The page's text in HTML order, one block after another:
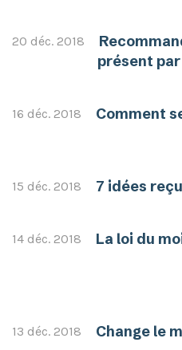
20 déc. 2018
présent
16 déc. 2018 Comment
15 déc. 2018 7 idées
14 déc. 2018 La loi du
13 déc. 2018 Change le